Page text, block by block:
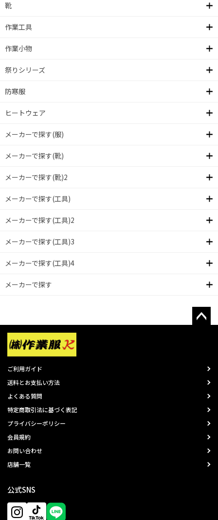
靴
作業工具
作業小物
祭りシリーズ
防寒服
ヒートウェア
メーカーで探す(服)
メーカーで探す(靴)
メーカーで探す(靴)2
メーカーで探す(工具)
メーカーで探す(工具)2
メーカーで探す(工具)3
メーカーで探す(工具)4
メーカーで探す
ご利用ガイド
送料とお支払い方法
よくある質問
特定商取引法に基づく表記
プライバシーポリシー
会員規約
お問い合わせ
店舗一覧
公式SNS